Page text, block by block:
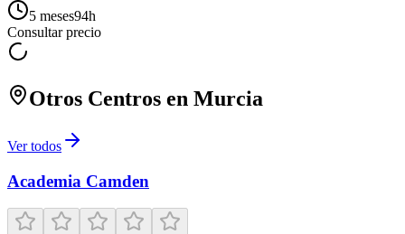
5 meses94h
Consultar precio
Otros Centros en Murcia
Ver todos
Academia Camden